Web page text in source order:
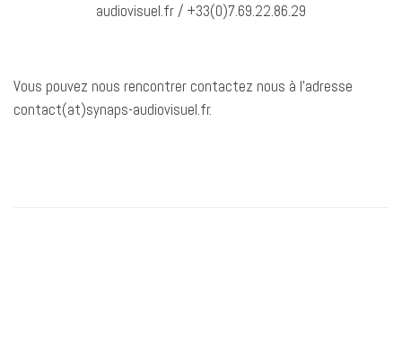
audiovisuel.fr / +33(0)7.69.22.86.29
Vous pouvez nous rencontrer contactez nous à l’adresse
contact(at)synaps-audiovisuel.fr.